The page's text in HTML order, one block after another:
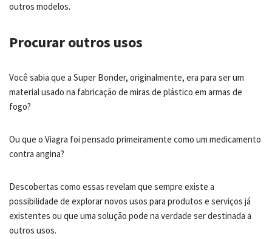
outros modelos.
Procurar outros usos
Você sabia que a Super Bonder, originalmente, era para ser um
material usado na fabricação de miras de plástico em armas de
fogo?
Ou que o Viagra foi pensado primeiramente como um medicamento
contra angina?
Descobertas como essas revelam que sempre existe a
possibilidade de explorar novos usos para produtos e serviços já
existentes ou que uma solução pode na verdade ser destinada a
outros usos.